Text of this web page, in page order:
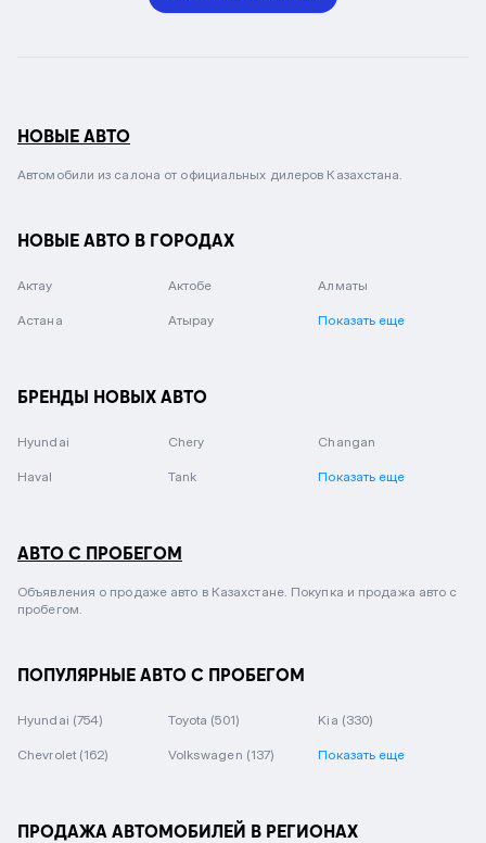
НОВЫЕ АВТО
Автомобили из салона от официальных дилеров Казахстана.
НОВЫЕ АВТО В ГОРОДАХ
Актау Актобе Алматы
Астана Атырау Показать еще
БРЕНДЫ НОВЫХ АВТО
Hyundai Chery Changan
Haval Tank Показать еще
АВТО С ПРОБЕГОМ
Объявления о продаже авто в Казахстане. Покупка и продажа авто с
пробегом.
ПОПУЛЯРНЫЕ АВТО С ПРОБЕГОМ
Hyundai (754) Toyota (501) Kia (330)
Chevrolet (162) Volkswagen (137) Показать еще
ПРОДАЖА АВТОМОБИЛЕЙ В РЕГИОНАХ